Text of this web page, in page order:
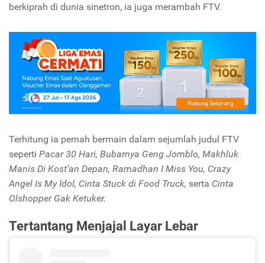
berkiprah di dunia sinetron, ia juga merambah FTV.
Terhitung ia pernah bermain dalam sejumlah judul FTV
seperti Pacar 30 Hari, Bubarnya Geng Jomblo, Makhluk
Manis Di Kost’an Depan, Ramadhan I Miss You, Crazy
Angel Is My Idol, Cinta Stuck di Food Truck, serta Cinta
Olshopper Gak Ketuker.
Tertantang Menjajal Layar Lebar